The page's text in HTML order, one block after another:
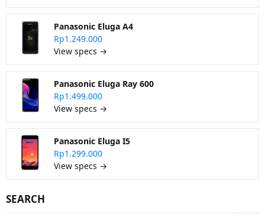
Panasonic Eluga A4
Rp1.249.000
View specs →
Panasonic Eluga Ray 600
Rp1.499.000
View specs →
Panasonic Eluga I5
Rp1.299.000
View specs →
SEARCH